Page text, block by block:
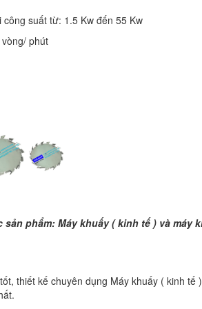
suất từ: 1.5 Kw đến 55 Kw
phút
phẩm: Máy khuấy ( kinh tế ) và máy
thiết kế chuyên dụng Máy khuấy ( kinh tế